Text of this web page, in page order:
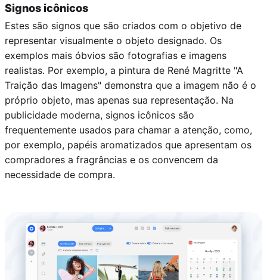
Signos icônicos
Estes são signos que são criados com o objetivo de
representar visualmente o objeto designado. Os
exemplos mais óbvios são fotografias e imagens
realistas. Por exemplo, a pintura de René Magritte "A
Traição das Imagens" demonstra que a imagem não é o
próprio objeto, mas apenas sua representação. Na
publicidade moderna, signos icônicos são
frequentemente usados para chamar a atenção, como,
por exemplo, papéis aromatizados que apresentam os
compradores a fragrâncias e os convencem da
necessidade de compra.